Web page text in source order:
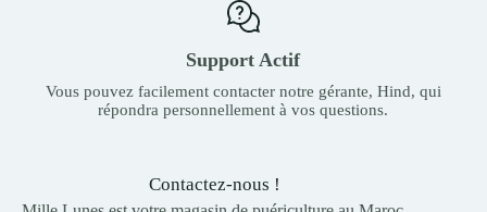
Support Actif
Vous pouvez facilement contacter notre gérante, Hind, qui
répondra personnellement à vos questions.
Contactez-nous !